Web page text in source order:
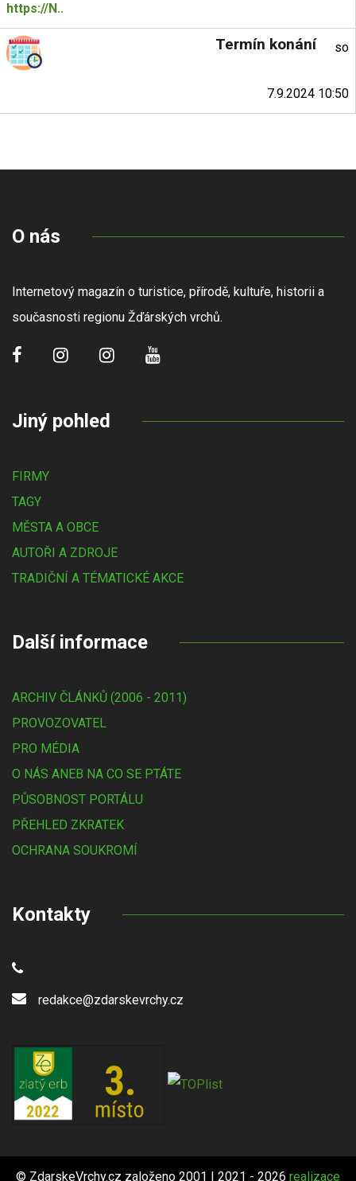
https://N..
Termín konání so
7.9.2024 10:50
O nás
Internetový magazín o turistice, přírodě, kultuře, historii a
současnosti regionu Žďárských vrchů.
Jiný pohled
FIRMY
TAGY
MĚSTA A OBCE
AUTOŘI A ZDROJE
TRADIČNÍ A TÉMATICKÉ AKCE
Další informace
ARCHIV ČLÁNKŮ (2006 - 2011)
PROVOZOVATEL
PRO MÉDIA
O NÁS ANEB NA CO SE PTÁTE
PŮSOBNOST PORTÁLU
PŘEHLED ZKRATEK
OCHRANA SOUKROMÍ
Kontakty
redakce@zdarskevrchy.cz
© ZdarskeVrchy.cz založeno 2001 | 2021 - 2026 realizace